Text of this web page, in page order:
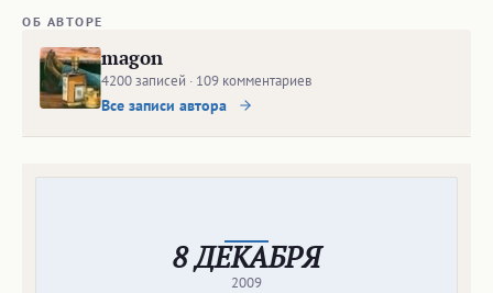
ОБ АВТОРЕ
magon
4200 записей · 109 комментариев
Все записи автора
8 ДЕКАБРЯ
2009